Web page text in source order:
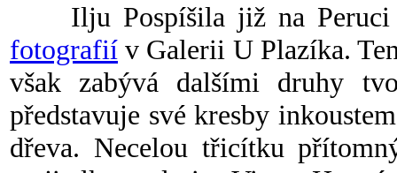
Ilju Pospíšila již na Peruci
fotografií v Galerii U Plazíka.
však zabývá dalšími druhy
představuje své kresby
dřeva. Necelou třicítku